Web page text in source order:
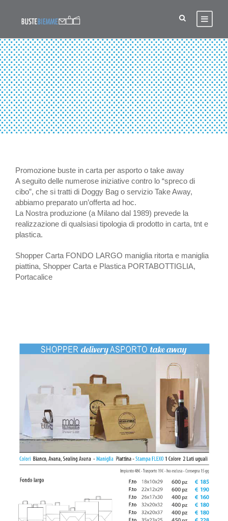
PROMOZIONE SHOPPING
BAG PER SERVIZIO TAKE
AWAY
Promozione buste in carta per asporto o take away
A seguito delle numerose iniziative contro lo “spreco di
cibo”, che si tratti di Doggy Bag o servizio Take Away,
abbiamo preparato un’offerta ad hoc.
La Nostra produzione (a Milano dal 1989) prevede la
realizzazione di qualsiasi tipologia di prodotto in carta, tnt e
plastica.
Shopper Carta FONDO LARGO maniglia ritorta e maniglia
piattina, Shopper Carta e Plastica PORTABOTTIGLIA,
Portacalice